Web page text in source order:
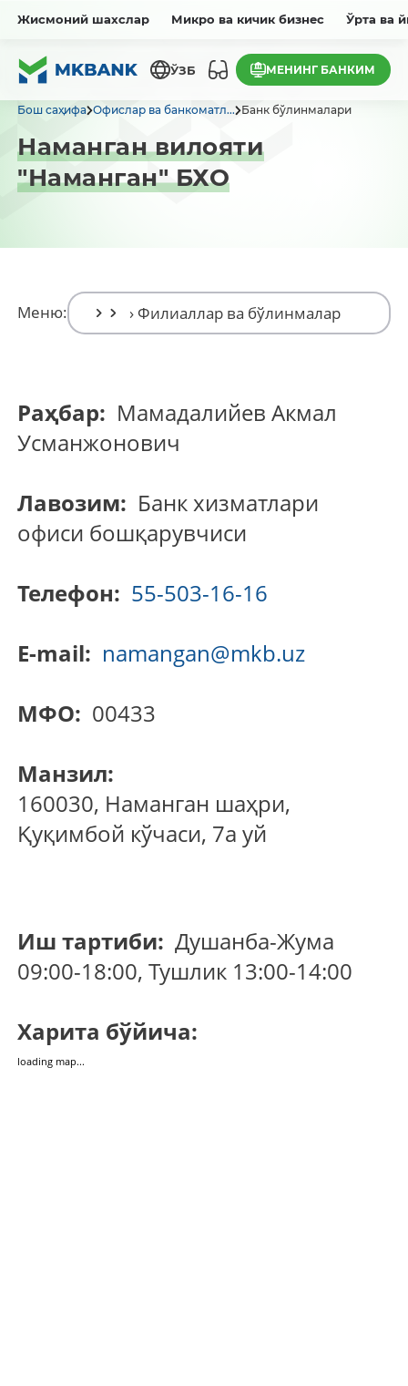
Жисмоний шахслар Микро ва кичик бизнес Ўрта ва
ЎЗБ МЕНИНГ БАНКИМ
Бош саҳифа Офислар ва банкоматл... Банк бўлинмалари
Наманган вилояти
"Наманган" БХО
Меню:
Раҳбар: Мамадалийев Акмал
Усманжонович
Лавозим: Банк хизматлари
офиси бошқарувчиси
Телефон: 55-503-16-16
E-mail: namangan@mkb.uz
МФО: 00433
Манзил:
160030, Наманган шаҳри,
Қуқимбой кўчаси, 7а уй
Иш тартиби: Душанба-Жума
09:00-18:00, Тушлик 13:00-14:00
Харита бўйича:
loading map...